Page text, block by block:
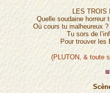
LES TROIS
Quelle soudaine horreur
Où cours tu malheureux
Tu sors de
Pour trouver les
(PLUTON, & toute